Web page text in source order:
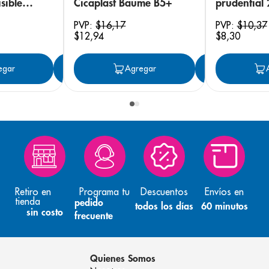
Agregar
Cicaplast Baume B5+
PVP:$16,17
$12,94
Agregar
prudential
PVP:$10,37
$8,30
Retiro en
tienda
sin costo
Programa tu
pedido
frecuente
Descuentos
todos los días
Envíos en
60 minutos
Quienes Somos